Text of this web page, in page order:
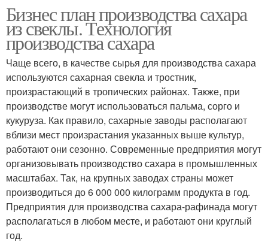
Бизнес план производства сахара
из свеклы. Технология
производства сахара
Чаще всего, в качестве сырья для производства сахара
используются сахарная свекла и тростник,
произрастающий в тропических районах. Также, при
производстве могут использоваться пальма, сорго и
кукуруза. Как правило, сахарные заводы располагают
вблизи мест произрастания указанных выше культур,
работают они сезонно. Современные предприятия могут
организовывать производство сахара в промышленных
масштабах. Так, на крупных заводах страны может
производиться до 6 000 000 килограмм продукта в год.
Предприятия для производства сахара-рафинада могут
располагаться в любом месте, и работают они круглый
год.